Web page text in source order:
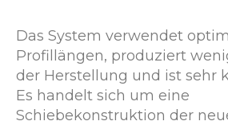
Das System verwendet
Profillängen, produziert
der Herstellung und ist sehr
Es handelt sich um eine
Schiebekonstruktion der